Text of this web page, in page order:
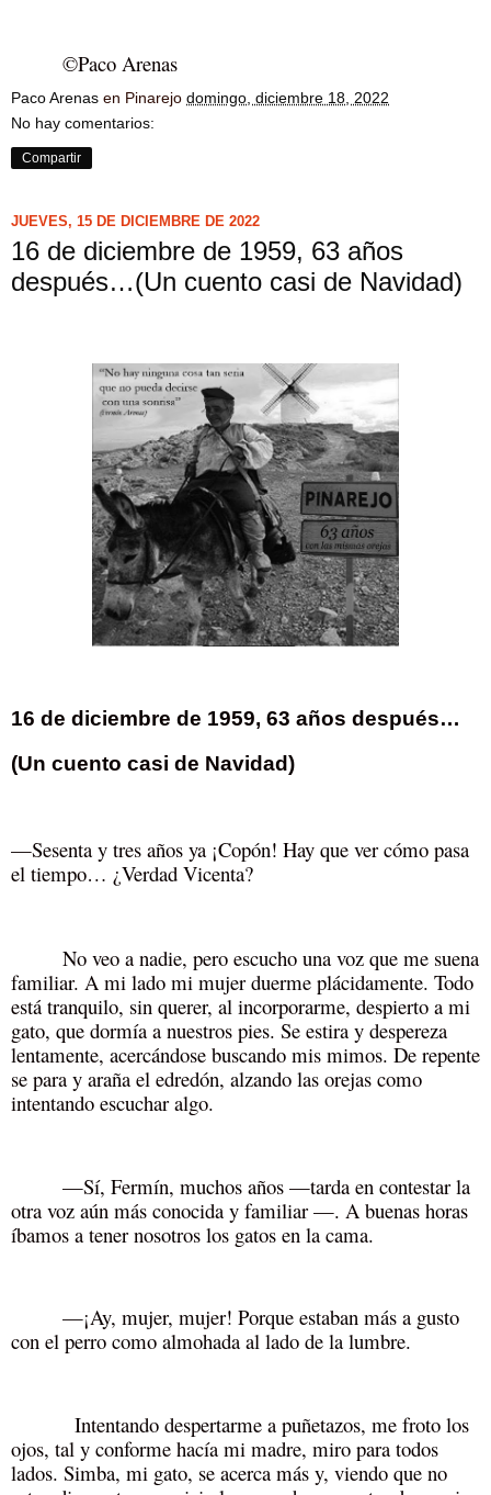
©Paco Arenas
Paco Arenas en Pinarejo domingo, diciembre 18, 2022
No hay comentarios:
Compartir
JUEVES, 15 DE DICIEMBRE DE 2022
16 de diciembre de 1959, 63 años
después…(Un cuento casi de Navidad)
16 de diciembre de 1959, 63 años después…
(Un cuento casi de Navidad)
—Sesenta y tres años ya ¡Copón! Hay que ver cómo pasa
el tiempo… ¿Verdad Vicenta?
No veo a nadie, pero escucho una voz que me suena
familiar. A mi lado mi mujer duerme plácidamente. Todo
está tranquilo, sin querer, al incorporarme, despierto a mi
gato, que dormía a nuestros pies. Se estira y despereza
lentamente, acercándose buscando mis mimos. De repente
se para y araña el edredón, alzando las orejas como
intentando escuchar algo.
—Sí, Fermín, muchos años —tarda en contestar la
otra voz aún más conocida y familiar —. A buenas horas
íbamos a tener nosotros los gatos en la cama.
—¡Ay, mujer, mujer! Porque estaban más a gusto
con el perro como almohada al lado de la lumbre.
Intentando despertarme a puñetazos, me froto los
ojos, tal y conforme hacía mi madre, miro para todos
lados. Simba, mi gato, se acerca más y, viendo que no